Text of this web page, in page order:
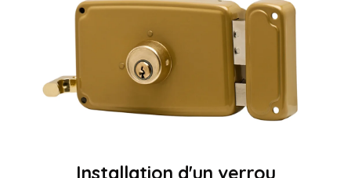
Installation d'un verrou